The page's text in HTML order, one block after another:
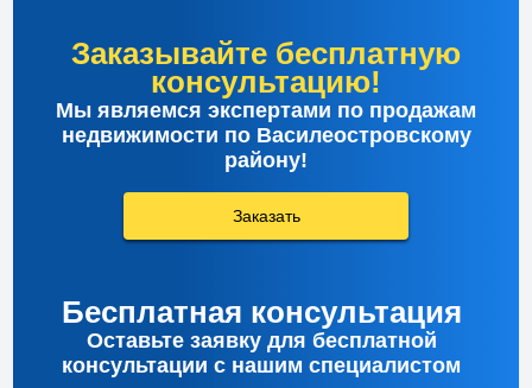
Заказывайте бесплатную
консультацию!
Мы являемся экспертами по продажам
недвижимости по Василеостровскому
району!
Заказать
Бесплатная консультация
Оставьте заявку для бесплатной
консультации с нашим специалистом